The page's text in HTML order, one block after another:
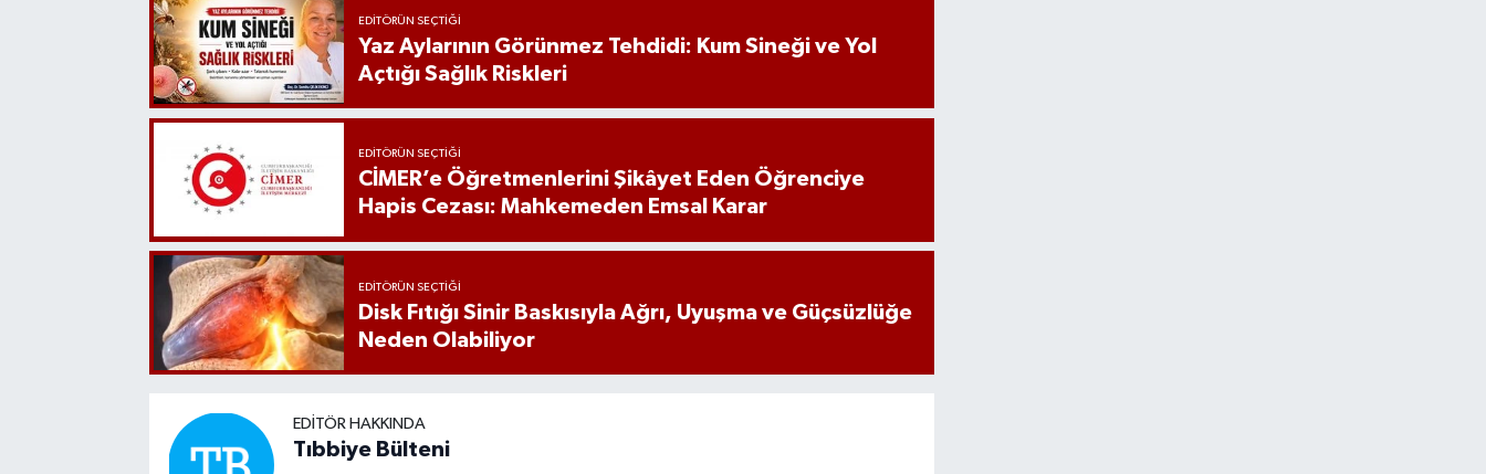
EDITÖRÜN SEÇTIĞI
Yaz Aylarının Görünmez Tehdidi: Kum Sineği ve Yol
Açtığı Sağlık Riskleri
EDITÖRÜN SEÇTIĞI
CİMER’e Öğretmenlerini Şikâyet Eden Öğrenciye
Hapis Cezası: Mahkemeden Emsal Karar
EDITÖRÜN SEÇTIĞI
Disk Fıtığı Sinir Baskısıyla Ağrı, Uyuşma ve Güçsüzlüğe
Neden Olabiliyor
EDITÖR HAKKINDA
Tıbbiye Bülteni